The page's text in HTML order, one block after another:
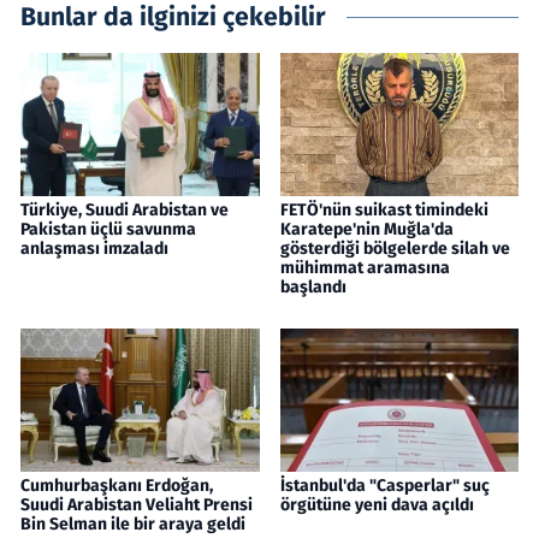
Bunlar da ilginizi çekebilir
Türkiye, Suudi Arabistan ve
Pakistan üçlü savunma
anlaşması imzaladı
FETÖ'nün suikast timindeki
Karatepe'nin Muğla'da
gösterdiği bölgelerde silah ve
mühimmat aramasına
başlandı
Cumhurbaşkanı Erdoğan,
Suudi Arabistan Veliaht Prensi
Bin Selman ile bir araya geldi
İstanbul'da "Casperlar" suç
örgütüne yeni dava açıldı